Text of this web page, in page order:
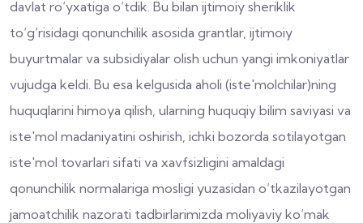
davlat ro‘yxatiga o‘tdik. Bu bilan ijtimoiy sheriklik
to‘g‘risidagi qonunchilik asosida grantlar, ijtimoiy
buyurtmalar va subsidiyalar olish uchun yangi imkoniyatlar
vujudga keldi. Bu esa kelgusida aholi (iste'molchilar)ning
huquqlarini himoya qilish, ularning huquqiy bilim saviyasi va
iste'mol madaniyatini oshirish, ichki bozorda sotilayotgan
iste'mol tovarlari sifati va xavfsizligini amaldagi
qonunchilik normalariga mosligi yuzasidan o‘tkazilayotgan
jamoatchilik nazorati tadbirlarimizda moliyaviy ko‘mak